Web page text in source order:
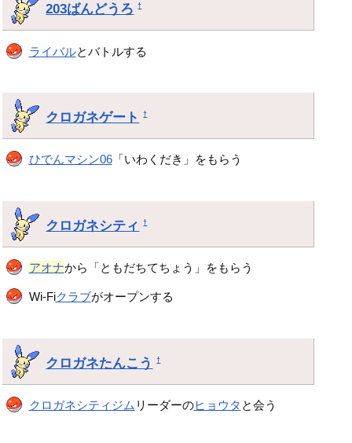
203ばんどうろ †
ライバルとバトルする
クロガネゲート †
ひでんマシン06「いわくだき」をもらう
クロガネシティ †
アオナから「ともだちてちょう」をもらう
Wi-Fiクラブがオープンする
クロガネたんこう †
クロガネシティジム リーダーのヒョウタ と会う